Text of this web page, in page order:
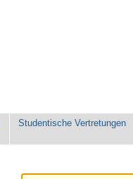
Studentische Vertretungen